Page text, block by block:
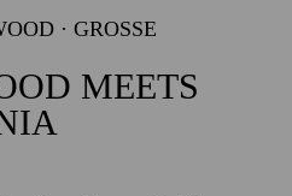
· GROSSE O
MEETS